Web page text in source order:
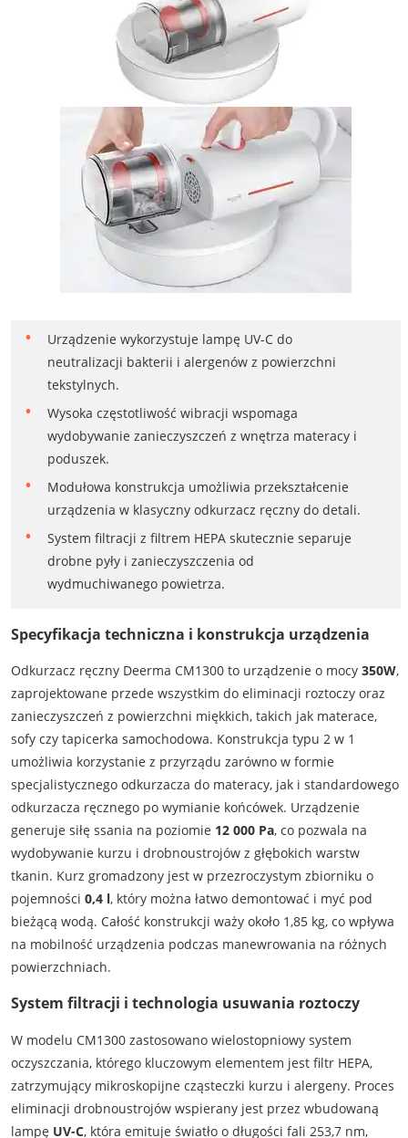
Urządzenie wykorzystuje lampę UV-C do
neutralizacji bakterii i alergenów z powierzchni
tekstylnych.
Wysoka częstotliwość wibracji wspomaga
wydobywanie zanieczyszczeń z wnętrza materacy i
poduszek.
Modułowa konstrukcja umożliwia przekształcenie
urządzenia w klasyczny odkurzacz ręczny do detali.
System filtracji z filtrem HEPA skutecznie separuje
drobne pyły i zanieczyszczenia od
wydmuchiwanego powietrza.
Specyfikacja techniczna i konstrukcja urządzenia
Odkurzacz ręczny Deerma CM1300 to urządzenie o mocy 350W,
zaprojektowane przede wszystkim do eliminacji roztoczy oraz
zanieczyszczeń z powierzchni miękkich, takich jak materace,
sofy czy tapicerka samochodowa. Konstrukcja typu 2 w 1
umożliwia korzystanie z przyrządu zarówno w formie
specjalistycznego odkurzacza do materacy, jak i standardowego
odkurzacza ręcznego po wymianie końcówek. Urządzenie
generuje siłę ssania na poziomie 12 000 Pa, co pozwala na
wydobywanie kurzu i drobnoustrojów z głębokich warstw
tkanin. Kurz gromadzony jest w przezroczystym zbiorniku o
pojemności 0,4 l, który można łatwo demontować i myć pod
bieżącą wodą. Całość konstrukcji waży około 1,85 kg, co wpływa
na mobilność urządzenia podczas manewrowania na różnych
powierzchniach.
System filtracji i technologia usuwania roztoczy
W modelu CM1300 zastosowano wielostopniowy system
oczyszczania, którego kluczowym elementem jest filtr HEPA,
zatrzymujący mikroskopijne cząsteczki kurzu i alergeny. Proces
eliminacji drobnoustrojów wspierany jest przez wbudowaną
lampę UV-C, która emituje światło o długości fali 253,7 nm,